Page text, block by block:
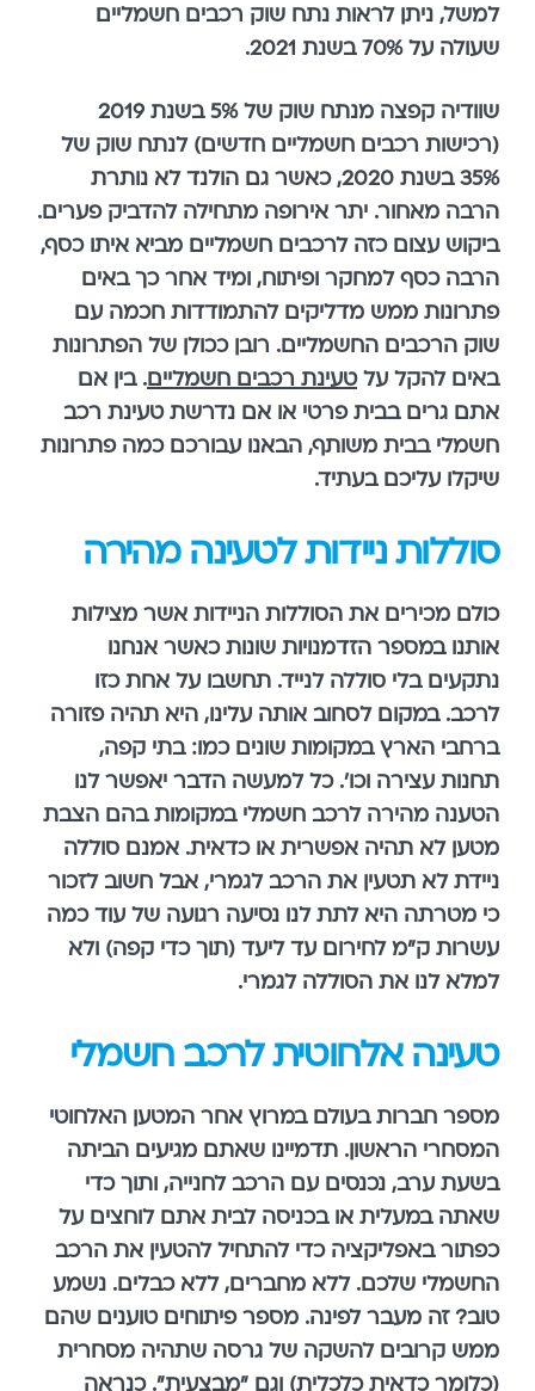
למשל, ניתן לראות נתח שוק רכבים חשמליים
שעולה על 70% בשנת 2021.
שוודיה קפצה מנתח שוק של 5% בשנת 2019
(רכישות רכבים חשמליים חדשים) לנתח שוק של
35% בשנת 2020, כאשר גם הולנד לא נותרת
הרבה מאחור. יתר אירופה מתחילה להדביק פערים.
ביקוש עצום כזה לרכבים חשמליים מביא איתו כסף,
הרבה כסף למחקר ופיתוח, ומיד אחר כך באים
פתרונות ממש מדליקים להתמודדות חכמה עם
שוק הרכבים החשמליים. רובן ככולן של הפתרונות
באים להקל עלטעינת רכבים חשמליים. בין אם
אתם גרים בבית פרטי או אם נדרשת טעינת רכב
חשמלי בבית משותף, הבאנו עבורכם כמה פתרונות
שיקלו עליכם בעתיד.
סוללות ניידות לטעינה מהירה
כולם מכירים את הסוללות הניידות אשר מצילות
אותנו במספר הזדמנויות שונות כאשר אנחנו
נתקעים בלי סוללה לנייד. תחשבו על אחת כזו
לרכב. במקום לסחוב אותה עלינו, היא תהיה פזורה
ברחבי הארץ במקומות שונים כמו: בתי קפה,
תחנות עצירה וכו'. כל למעשה הדבר יאפשר לנו
הטענה מהירה לרכב חשמלי במקומות בהם הצבת
מטען לא תהיה אפשרית או כדאית. אמנם סוללה
ניידת לא תטעין את הרכב לגמרי, אבל חשוב לזכור
כי מטרתה היא לתת לנו נסיעה רגועה של עוד כמה
עשרות ק"מ לחירום עד ליעד (תוך כדי קפה) ולא
למלא לנו את הסוללה לגמרי.
טעינה אלחוטית לרכב חשמלי
מספר חברות בעולם במרוץ אחר המטען האלחוטי
המסחרי הראשון. תדמיינו שאתם מגיעים הביתה
בשעת ערב, נכנסים עם הרכב לחנייה, ותוך כדי
שאתה במעלית או בכניסה לבית אתם לוחצים על
כפתור באפליקציה כדי להתחיל להטעין את הרכב
החשמלי שלכם. ללא מחברים, ללא כבלים. נשמע
טוב? זה מעבר לפינה. מספר פיתוחים טוענים שהם
ממש קרובים להשקה של גרסה שתהיה מסחרית
(כלומר כדאית כלכלית) וגם "מבצעית". כנראה